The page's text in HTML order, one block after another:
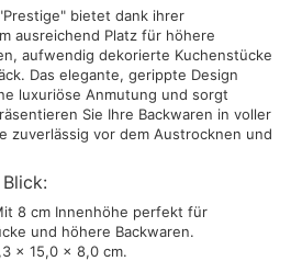
bietet dank ihrer
ausreichend Platz für höhere
aufwendig dekorierte Kuchenstücke
Das elegante, gerippte Design
luxuriöse Anmutung und sorgt
Sie Ihre Backwaren in voller
zuverlässig vor dem Austrocknen und
8 cm Innenhöhe perfekt für
und höhere Backwaren.
x 15,0 x 8,0 cm.